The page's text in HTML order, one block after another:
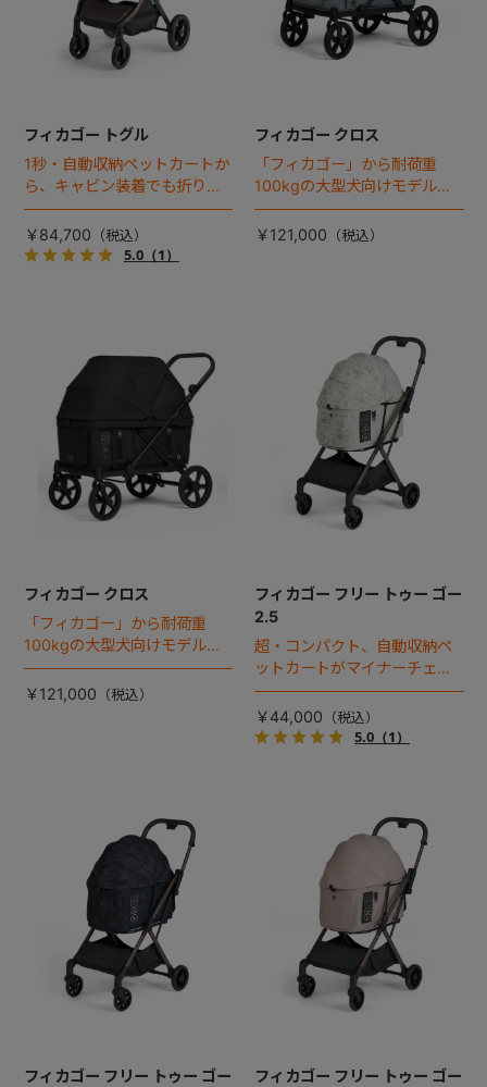
フィカゴー トグル
1秒・自動収納ペットカートか
ら、キャビン装着でも折りた
ためるモデルが登場！
￥84,700
5.0（1）
フィカゴー クロス
「フィカゴー」から耐荷重
100kgの大型犬向けモデルが
登場。
￥121,000
フィカゴー クロス
「フィカゴー」から耐荷重
100kgの大型犬向けモデルが
登場。
￥121,000
フィカゴー フリー トゥー ゴー
2.5
超・コンパクト、自動収納ペ
ットカートがマイナーチェン
ジ！
￥44,000
5.0（1）
フィカゴー フリー トゥー ゴー
フィカゴー フリー トゥー ゴー